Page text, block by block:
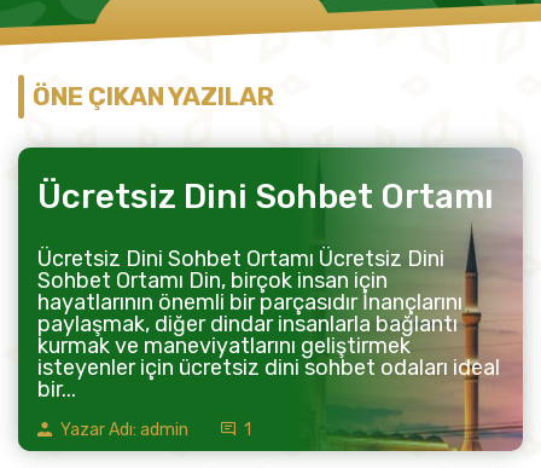
ÖNE ÇIKAN YAZILAR
Ücretsiz Dini Sohbet Ortamı
Ücretsiz Dini Sohbet Ortamı Ücretsiz Dini
Sohbet Ortamı Din, birçok insan için
hayatlarının önemli bir parçasıdır İnançlarını
paylaşmak, diğer dindar insanlarla bağlantı
kurmak ve maneviyatlarını geliştirmek
isteyenler için ücretsiz dini sohbet odaları ideal
bir...
Yazar Adı: admin 1